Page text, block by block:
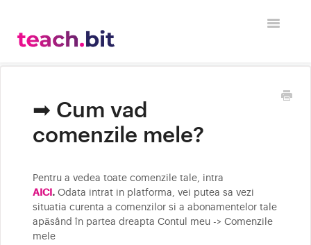
Toggle
Informatii clienti
Cum sa incepi o cariera in IT?
➡ Cum vad
comenzile mele?
Pentru a vedea toate comenzile tale, intra
AICI. Odata intrat in platforma, vei putea sa vezi
situatia curenta a comenzilor si a abonamentelor tale
apăsând în partea dreapta Contul meu -> Comenzile
mele